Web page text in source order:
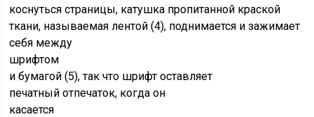
коснуться страницы, катушка пропитанной краской
ткани, называемая лентой (4), поднимается и зажимает
себя между
шрифтом
и бумагой (5), так что шрифт оставляет
печатный отпечаток, когда он
касается